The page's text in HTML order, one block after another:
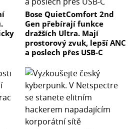
Bose QuietComfort 2nd
Gen přebírají funkce
dražších Ultra. Mají
prostorový zvuk, lepší ANC
a poslech přes USB-C